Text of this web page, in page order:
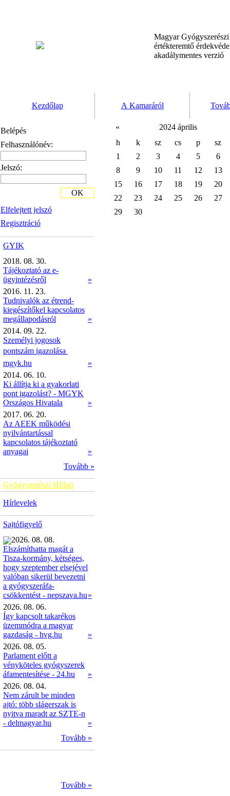
Magyar
értékteremtő
akadálymentes verzió
Kezdőlap A Kamaráról
Belépés
Felhasználónév:
Jelszó:
Elfelejtett jelszó
Regisztráció
OK
GYIK
2018. 08. 30.
Tájékoztató az e-
ügyintézésről
»
2016. 11. 23.
Tudnivalók az étrend-
kiegészítőkel kapcsolatos
megállapodásról
»
2014. 09. 22.
Személyi jogosok
pontszám igazolása 
mgyk.hu
»
2014. 06. 10.
Ki állítja ki a gyakorlati
pont igazolást? - MGYK
Országos Hivatala
»
2017. 06. 20.
Az AEEK működési
nyilvántartással
kapcsolatos tájékoztató
anyagai
»
Tovább »
Gyógyszerészi Hírlap
Hírlevelek
Sajtófigyelő
2026. 08. 08.
Elszámíthatta magát a
Tisza-kormány, kétséges,
hogy szeptember elsejével
valóban sikerül bevezetni
a gyógyszeráfa-
csökkentést - nepszava.hu»
2026. 08. 06.
Így kapcsolt takarékos
üzemmódra a magyar
gazdaság - hvg.hu
»
2026. 08. 05.
Parlament előtt a
vényköteles gyógyszerek
áfamentesítése - 24.hu
»
2026. 08. 04.
Nem zárult be minden
ajtó: több slágerszak is
nyitva maradt az SZTE-n
- delmagyar.hu
»
Tovább »
Tovább »
«
2024 április
h
k sz cs p
sz
1
2 3 4 5
6
8
9 10 11 12
13
15
16 17 18 19
20
22
23 24 25 26
27
29
30